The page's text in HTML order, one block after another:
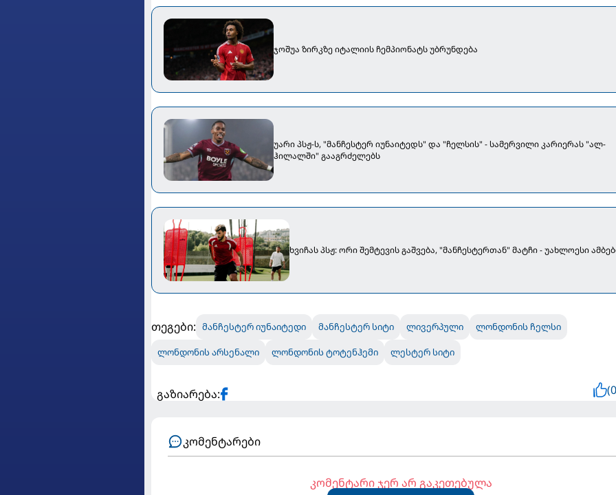
ჯოშუა ზირკზე იტალიის ჩემპიონატს უბრუნდება
უარი პსჟ-ს, "მანჩესტერ იუნაიტედს" და "ჩელსის" - სამერვილი კარიერას "ალ-
ჰილალში" გააგრძელებს
ხვიჩას პსჟ: ორი შემტევის გაშვება, "მანჩესტერთან" მატჩი - უახლოესი
თეგები: მანჩესტერ იუნაიტედი მანჩესტერ სიტი ლივერპული ლონდონის ჩელსი
ლონდონის არსენალი ლონდონის ტოტენჰემი ლესტერ სიტი
გაზიარება:
კომენტარები
კომენტარი ჯერ არ გაკეთებულა